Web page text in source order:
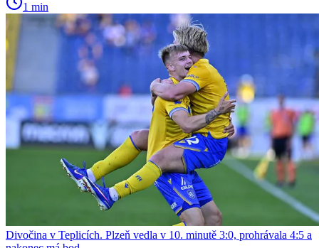
1 min
Divočina v Teplicích. Plzeň vedla v 10. minutě 3:0, prohrávala 4:5 a